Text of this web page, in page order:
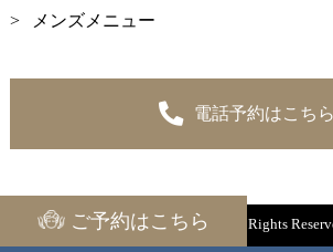
ご予約はこちら
メンズメニュー
電話予約はこちら
©2023 Ravir All Rights